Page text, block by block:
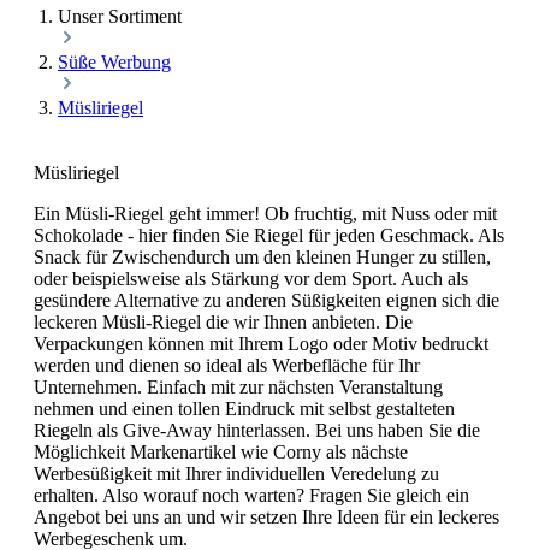
Unser Sortiment
Süße Werbung
Müsliriegel
Müsliriegel
Ein Müsli-Riegel geht immer! Ob fruchtig, mit Nuss oder mit
Schokolade - hier finden Sie Riegel für jeden Geschmack. Als
Snack für Zwischendurch um den kleinen Hunger zu stillen,
oder beispielsweise als Stärkung vor dem Sport. Auch als
gesündere Alternative zu anderen Süßigkeiten eignen sich die
leckeren Müsli-Riegel die wir Ihnen anbieten. Die
Verpackungen können mit Ihrem Logo oder Motiv bedruckt
werden und dienen so ideal als Werbefläche für Ihr
Unternehmen. Einfach mit zur nächsten Veranstaltung
nehmen und einen tollen Eindruck mit selbst gestalteten
Riegeln als Give-Away hinterlassen. Bei uns haben Sie die
Möglichkeit Markenartikel wie Corny als nächste
Werbesüßigkeit mit Ihrer individuellen Veredelung zu
erhalten. Also worauf noch warten? Fragen Sie gleich ein
Angebot bei uns an und wir setzen Ihre Ideen für ein leckeres
Werbegeschenk um.